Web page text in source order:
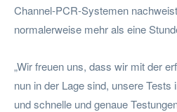
Channel-PCR-Systemen
normalerweise mehr als eine
„Wir freuen uns, dass wir mit der
nun in der Lage sind, unsere Tests
und schnelle und genaue